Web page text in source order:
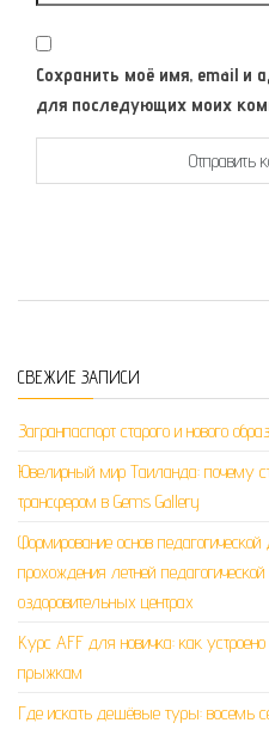
Сохранить моё имя, email и
для последующих моих
СВЕЖИЕ ЗАПИСИ
Загранпаспорт старого и нового
Ювелирный мир Таиланда: почему
трансфером в Gems Gallery
Формирование основ
прохождения летней
оздоровительных центрах
Курс AFF для новичка: как
прыжкам
Где искать дешёвые туры: восемь